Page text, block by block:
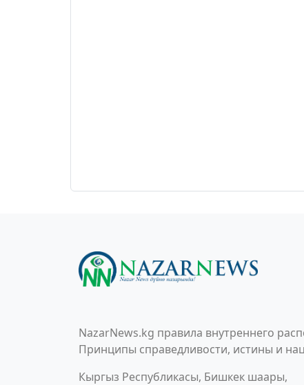
NazarNews.kg правила внутреннего
Принципы справедливости, истины и
Кыргыз Республикасы, Бишкек шаары,